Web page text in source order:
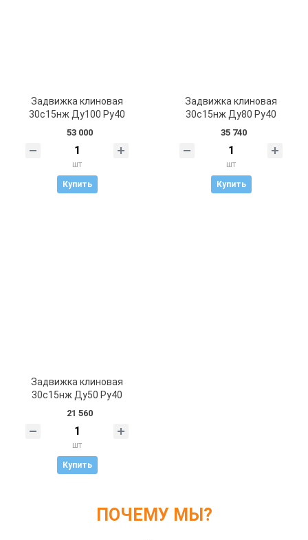
Задвижка клиновая
30с15нж Ду100 Ру40
53 000
шт
Купить
Задвижка клиновая
30с15нж Ду80 Ру40
35 740
шт
Купить
Задвижка клиновая
30с15нж Ду50 Ру40
21 560
шт
Купить
ПОЧЕМУ МЫ?